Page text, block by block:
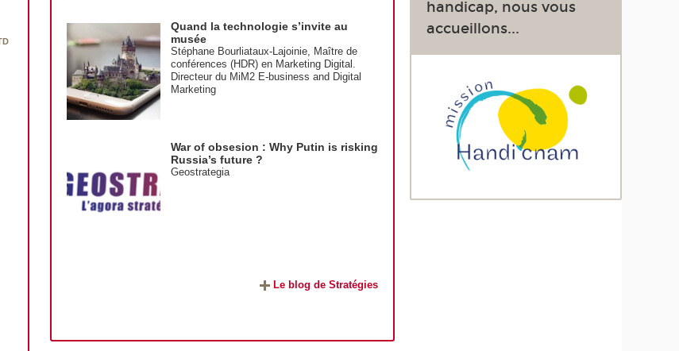
Quand la technologie s’invite au
musée
Stéphane Bourliataux-Lajoinie, Maître de
conférences (HDR) en Marketing Digital.
Directeur du MiM2 E-business and Digital
Marketing
War of obsesion : Why Putin is risking
Russia’s future ?
Geostrategia
Le blog de Stratégies
handicap, nous vous
accueillons...